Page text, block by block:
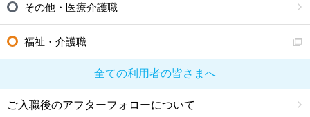
その他・医療介護職
福祉・介護職
全ての利用者の皆さまへ
ご入職後のアフターフォローについて